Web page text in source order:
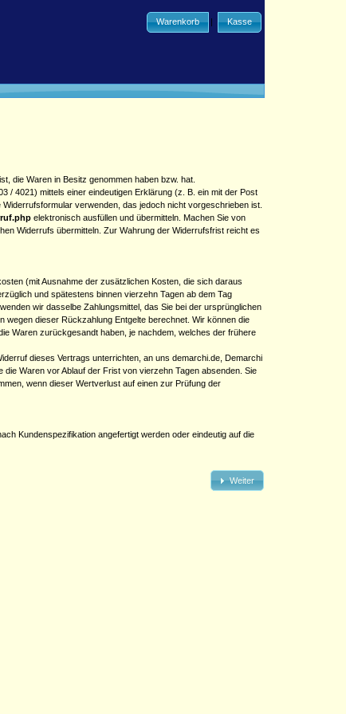
Warenkorb | Kasse
die Waren in Besitz genommen haben bzw. hat.
/ 4021) mittels einer eindeutigen Erklärung (z. B. ein mit der Post
verwenden, das jedoch nicht vorgeschrieben ist.
elektronisch ausfüllen und übermitteln. Machen Sie von
Widerrufs übermitteln. Zur Wahrung der Widerrufsfrist reicht es
(mit Ausnahme der zusätzlichen Kosten, die sich daraus
und spätestens binnen vierzehn Tagen ab dem Tag
wir dasselbe Zahlungsmittel, das Sie bei der ursprünglichen
dieser Rückzahlung Entgelte berechnet. Wir können die
Waren zurückgesandt haben, je nachdem, welches der frühere
dieses Vertrags unterrichten, an uns demarchi.de, Demarchi
Waren vor Ablauf der Frist von vierzehn Tagen absenden. Sie
wenn dieser Wertverlust auf einen zur Prüfung der
Kundenspezifikation angefertigt werden oder eindeutig auf die
Weiter